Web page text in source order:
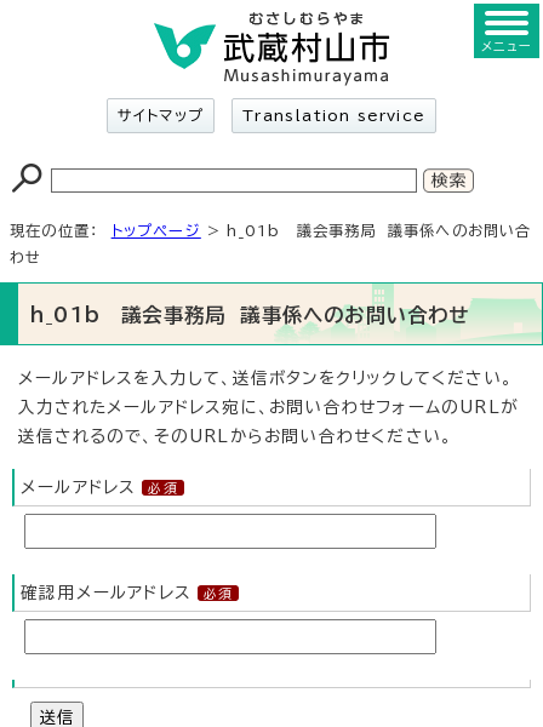
サイトマップ Translation service
メニュー
現在の位置： トップページ
> h_01b 議会事務局 議事係へのお問い合
わせ
h_01b 議会事務局 議事係へのお問い合わせ
メールアドレスを入力して、送信ボタンをクリックしてください。
入力されたメールアドレス宛に、お問い合わせフォームのURLが
送信されるので、そのURLからお問い合わせください。
メールアドレス
確認用メールアドレス
送信